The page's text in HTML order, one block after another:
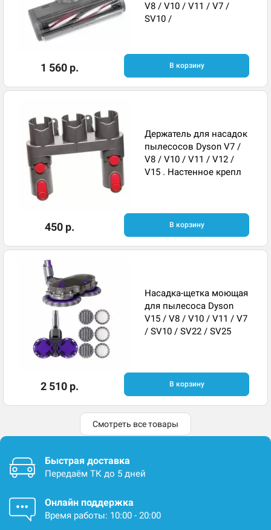
V8 / V10 / V11 / V7 /
SV10 /
1 560 р. В корзину
Держатель для насадок
пылесосов Dyson V7 /
V8 / V10 / V11 / V12 /
V15 . Настенное крепл
450 р. В корзину
Насадка-щетка моющая
для пылесоса Dyson
V15 / V8 / V10 / V11 / V7
/ SV10 / SV22 / SV25
2 510 р. В корзину
Смотреть все товары
Быстрая доставка
Передаём ТК до 5 дней
Онлайн поддержка
Время работы: 10:00 - 20:00